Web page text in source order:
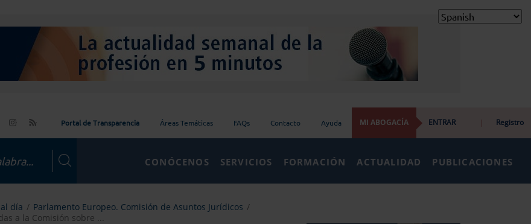
Portal de Transparencia Áreas Temáticas FAQs Contacto Ayuda MI ABOGACÍA ENTRAR | Registro
CONÓCENOS SERVICIOS FORMACIÓN ACTUALIDAD PUBLICACIONES
día
Parlamento Europeo. Comisión de Asuntos Jurídicos
a la Comisión sobre ...